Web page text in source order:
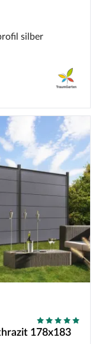
silber
178x183